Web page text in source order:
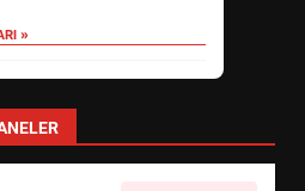
»
KRİTİK ATAMA:
NE